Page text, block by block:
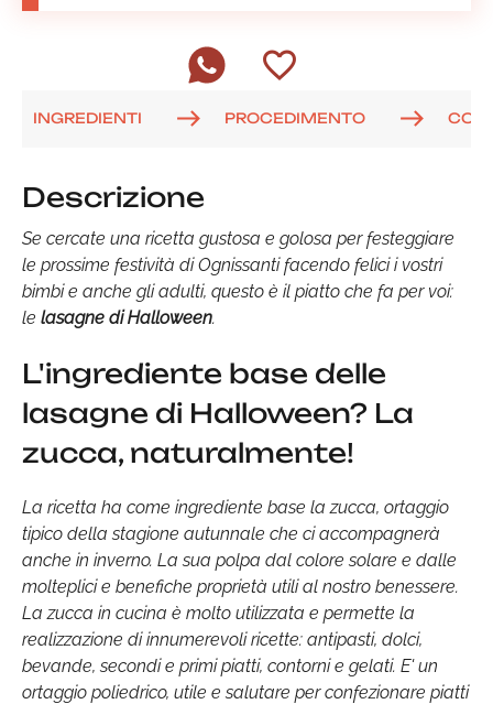
INGREDIENTI PROCEDIMENTO
Descrizione
Se cercate una ricetta gustosa e golosa per festeggiare
le prossime festività di Ognissanti facendo felici i vostri
bimbi e anche gli adulti, questo è il piatto che fa per voi:
le lasagne di Halloween.
L'ingrediente base delle
lasagne di Halloween? La
zucca, naturalmente!
La ricetta ha come ingrediente base la zucca, ortaggio
tipico della stagione autunnale che ci accompagnerà
anche in inverno. La sua polpa dal colore solare e dalle
molteplici e benefiche proprietà utili al nostro benessere.
La zucca in cucina è molto utilizzata e permette la
realizzazione di innumerevoli ricette: antipasti, dolci,
bevande, secondi e primi piatti, contorni e gelati. E' un
ortaggio poliedrico, utile e salutare per confezionare piatti